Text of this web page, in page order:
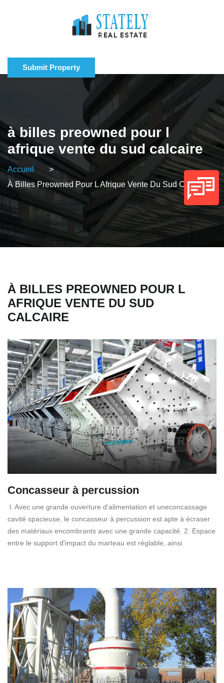
Submit Property
à billes preowned pour l
afrique vente du sud calcaire
Accueil
>
À Billes Preowned Pour L Afrique Vente Du Sud Calcaire
À BILLES PREOWNED POUR L
AFRIQUE VENTE DU SUD
CALCAIRE
Concasseur à percussion
l. Avec une grande ouverture d'alimentation et uneconcassage
cavité spacieuse, le concasseur à percussion est apte à écraser
des matériaux encombrants avec une grande capacité. 2. Espace
entre le support d'impact du marteau est réglable, ainsi